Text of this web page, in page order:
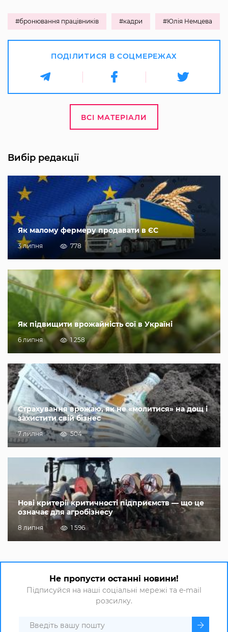
#бронювання працівників #кадри #Юлія Немцева
ПОДІЛИТИСЯ В СОЦМЕРЕЖАХ
ВСІ МАТЕРІАЛИ
Вибір редакції
Як малому фермеру продавати в ЄС
3 липня 778
Як підвищити врожайність сої в Україні
6 липня 1 258
Страхування врожаю, як не «молитися» на дощ і
захистити свій бізнес
7 липня 504
Нові критерії критичності підприємств — що це
означає для агробізнесу
8 липня 1 596
Не пропусти останні новини!
Підписуйся на наші соціальні мережі та e-mail
розсилку.